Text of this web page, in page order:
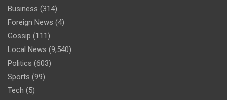
Business (314)
Foreign News (4)
Gossip (111)
Local News (9,540)
Politics (603)
Sports (99)
Tech (5)